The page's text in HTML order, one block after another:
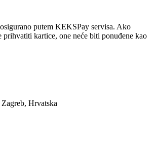
putem KEKSPay servisa. Ako
prihvatiti kartice, one neće biti ponuđene kao
Hrvatska